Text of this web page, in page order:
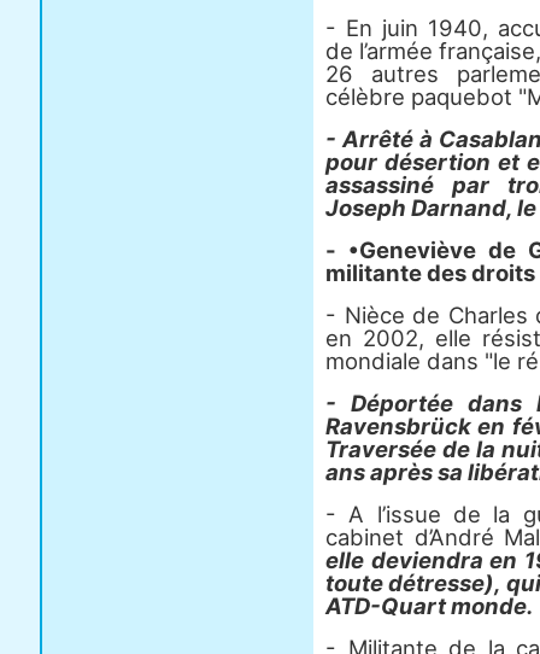
- En juin 1940,
de l’armée
26 autres
célèbre paquebot
- Arrêté à
pour désertion et
assassiné par
Joseph Darnand,
- •Geneviève de
militante des droits
- Nièce de Charles
en 2002, elle
mondiale dans "le
- Déportée dans
Ravensbrück en
Traversée de la
ans après sa
- A l’issue de la
cabinet d’André
elle deviendra en
toute détresse),
ATD-Quart monde.
- Militante de la